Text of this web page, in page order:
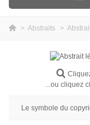
Portraits
> Abstraits >
...ou cliquez
Le symbole du